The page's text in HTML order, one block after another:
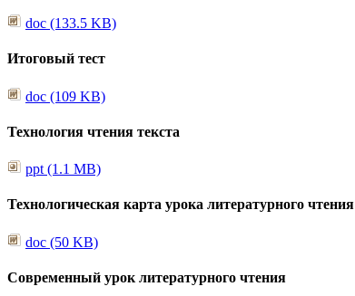
doc (133.5 KB)
Итоговый тест
doc (109 KB)
Технология чтения текста
ppt (1.1 MB)
Технологическая карта урока литературного чтения
doc (50 KB)
Современный урок литературного чтения